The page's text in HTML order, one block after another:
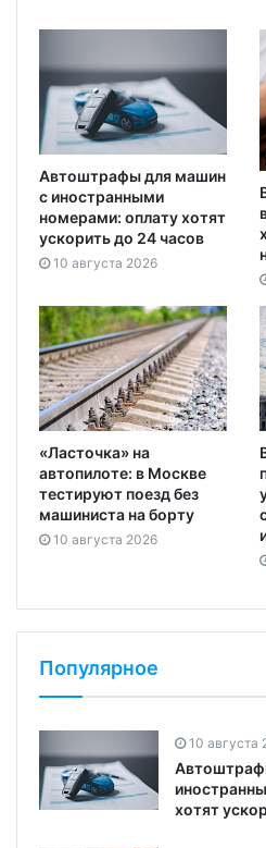
Автоштрафы для машин
с иностранными
номерами: оплату хотят
ускорить до 24 часов
10 августа 2026
«Ласточка» на
автопилоте: в Москве
тестируют поезд без
машиниста на борту
10 августа 2026
Популярное
10 августа
хотят